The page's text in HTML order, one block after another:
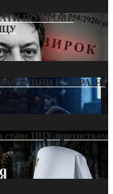
ПО КРОВІ:
ВІЙНИ В УКРАЇНІ
стане ПЦУ прихистком